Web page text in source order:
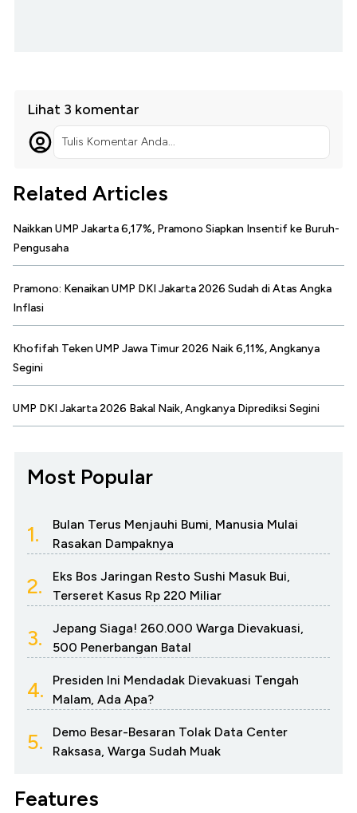
Lihat 3 komentar
Tulis Komentar Anda...
Related Articles
Naikkan UMP Jakarta 6,17%, Pramono Siapkan Insentif ke Buruh-
Pengusaha
Pramono: Kenaikan UMP DKI Jakarta 2026 Sudah di Atas Angka
Inflasi
Khofifah Teken UMP Jawa Timur 2026 Naik 6,11%, Angkanya
Segini
UMP DKI Jakarta 2026 Bakal Naik, Angkanya Diprediksi Segini
Most Popular
1.
Bulan Terus Menjauhi Bumi, Manusia Mulai
Rasakan Dampaknya
2.
Eks Bos Jaringan Resto Sushi Masuk Bui,
Terseret Kasus Rp 220 Miliar
3.
Jepang Siaga! 260.000 Warga Dievakuasi,
500 Penerbangan Batal
4.
Presiden Ini Mendadak Dievakuasi Tengah
Malam, Ada Apa?
5.
Demo Besar-Besaran Tolak Data Center
Raksasa, Warga Sudah Muak
Features